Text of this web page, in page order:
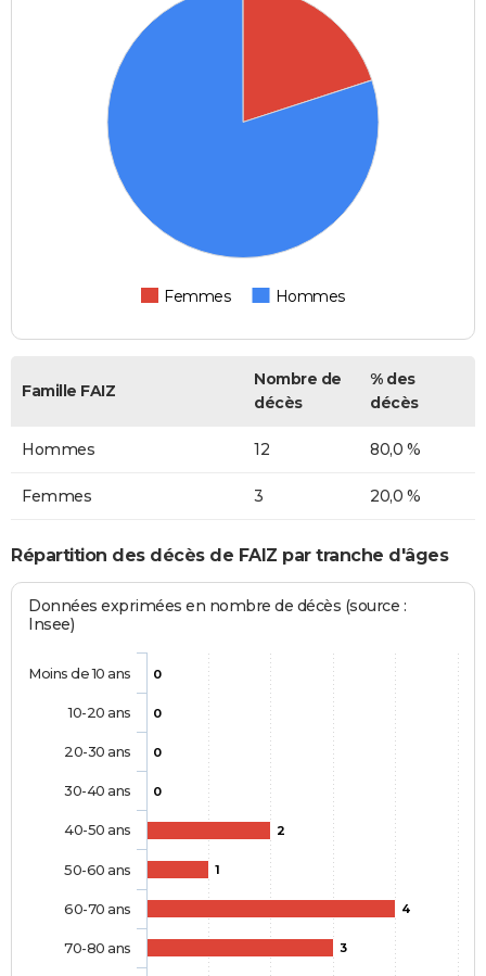
Femmes Hommes
Famille FAIZ
Nombre de
décès
% des
décès
Hommes 12 80,0 %
Femmes 3 20,0 %
Répartition des décès de FAIZ par tranche d'âges
Données exprimées en nombre de décès (source :
Insee)
0
0
0
0
2
1
4
3
Moins de 10 ans
10-20 ans
20-30 ans
30-40 ans
40-50 ans
50-60 ans
60-70 ans
70-80 ans